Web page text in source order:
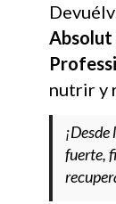
Absolut
nutrir y
fuerte,